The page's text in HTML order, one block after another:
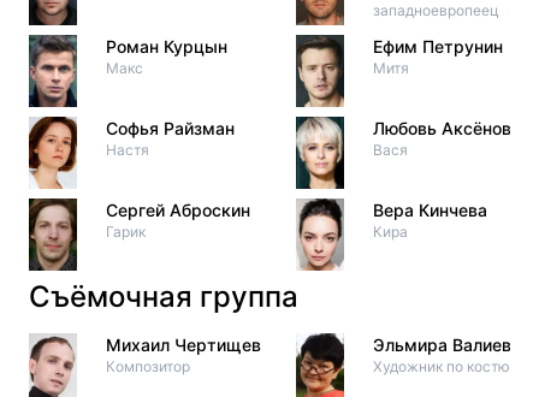
Роман Курцын
Макс
Софья Райзман
Настя
Сергей Аброскин
Гарик
западноевропеец
Ефим Петрунин
Митя
Любовь Аксёнова
Вася
Вера Кинчева
Кира
Съёмочная группа
Михаил Чертищев
Композитор
Эльмира Валиева
Художник по костюмам